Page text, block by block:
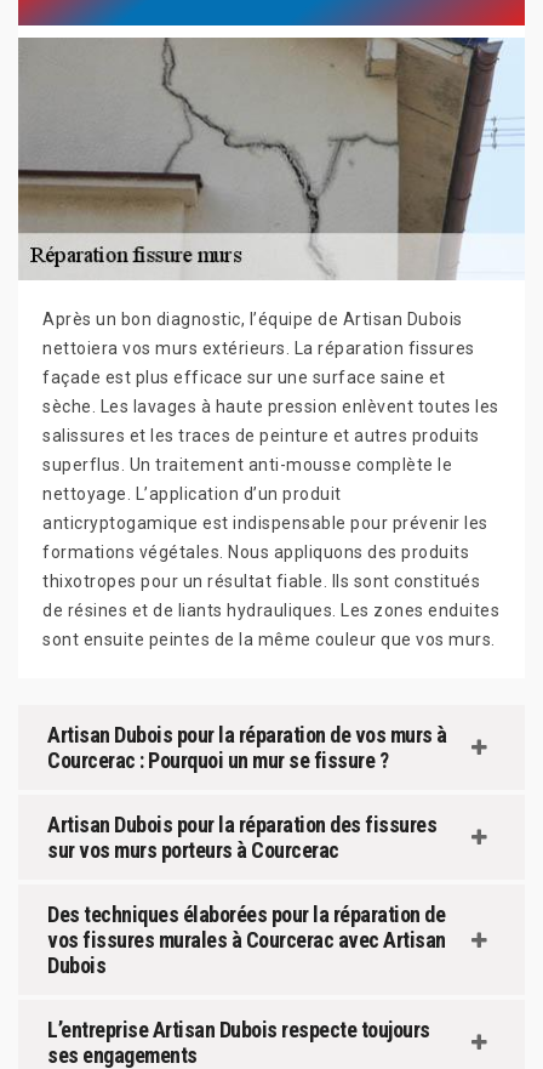
Après un bon diagnostic, l’équipe de Artisan Dubois
nettoiera vos murs extérieurs. La réparation fissures
façade est plus efficace sur une surface saine et
sèche. Les lavages à haute pression enlèvent toutes les
salissures et les traces de peinture et autres produits
superflus. Un traitement anti-mousse complète le
nettoyage. L’application d’un produit
anticryptogamique est indispensable pour prévenir les
formations végétales. Nous appliquons des produits
thixotropes pour un résultat fiable. Ils sont constitués
de résines et de liants hydrauliques. Les zones enduites
sont ensuite peintes de la même couleur que vos murs.
Artisan Dubois pour la réparation de vos murs à
Courcerac : Pourquoi un mur se fissure ?
Artisan Dubois pour la réparation des fissures
sur vos murs porteurs à Courcerac
Des techniques élaborées pour la réparation de
vos fissures murales à Courcerac avec Artisan
Dubois
L’entreprise Artisan Dubois respecte toujours
ses engagements